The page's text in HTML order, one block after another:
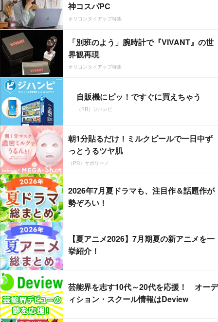
神コスパPC
オリコンタイアップ特集
「別班のよう」腕時計で『VIVANT』の世
界観再現
オリコンタイアップ特集
自販機にピッ！ですぐに買えちゃう
（PR）ジハンピ
朝1分貼るだけ！ミルクピールで一日中ず
っとうるツヤ肌
（PR）サボリーノ
2026年7月夏ドラマも、注目作＆話題作が
勢ぞろい！
【夏アニメ2026】7月期夏の新アニメを一
挙紹介！
芸能界を志す10代～20代を応援！ オーデ
ィション・スクール情報はDeview